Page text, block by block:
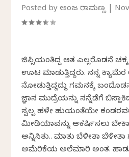
Posted byಅಂಜಲಿ ರಾಮಣ್ಣ|
ಜಿಪ್ಸಿಯಂತಿದ್ದ ಆತ ಎಲ್ಲರೊಡನೆ
ಊಟ ಮಾಡುತ್ತಿದ್ದರು. ನನ್ನ ಕ್ಯಾಮೆರ
ನೋಡುತ್ತಿದ್ದದ್ದು ಗಮನಕ್ಕೆ
ಜ್ಞಾನ ಮುದ್ರೆಯನ್ನು ನನ್ನೆಡೆಗೆ
ಸ್ವಲ್ಪ ಹಳೇ ಹುಲಿಯಂತೆಯೇ
ಮೀಡಿಯಾವನ್ನು ಆಕರ್ಷಿಸಲು
ಅನ್ನಿಸಿತು.. ಮಾತು ಬೆಳೀತಾ ಬೆಳೀತಾ
ಅಮೆರಿಕೆಯ ಅಲೆಮಾರಿ ಅಂತ.